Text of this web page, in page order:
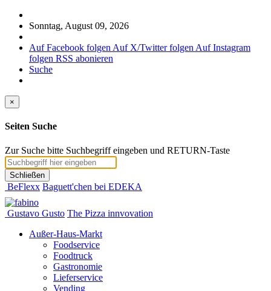
Sonntag, August 09, 2026
Auf Facebook folgen Auf X/Twitter folgen Auf Instagram
folgen RSS abonieren
Suche
×
Seiten Suche
Zur Suche bitte Suchbegriff eingeben und RETURN-Taste
Schließen
BeFlexx Baguett'chen bei EDEKA
Gustavo Gusto The Pizza innvovation
Außer-Haus-Markt
Foodservice
Foodtruck
Gastronomie
Lieferservice
Vending